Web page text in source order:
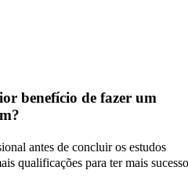
benefício de fazer um
antes de concluir os estudos
qualificações para ter mais sucesso